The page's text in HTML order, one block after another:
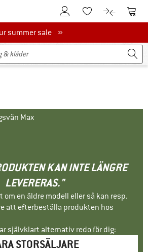
Till kundkontotTill minneslistan.
Till Till
summer sale
summer sale »
Max
KAN INTE LÄNGRE
LEVERERAS."
en äldre modell eller så kan resp.
att efterbeställa produkten hos
självklart alternativ redo för dig:
STORSÄLJARE